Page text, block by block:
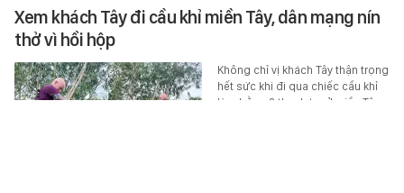
Xem khách Tây đi cầu khỉ miền Tây, dân mạng nín
thở vì hồi hộp
Không chỉ vị khách Tây thận trọng
hết sức khi đi qua chiếc cầu khỉ
làm bằng 2 thanh tre ở miền Tây,